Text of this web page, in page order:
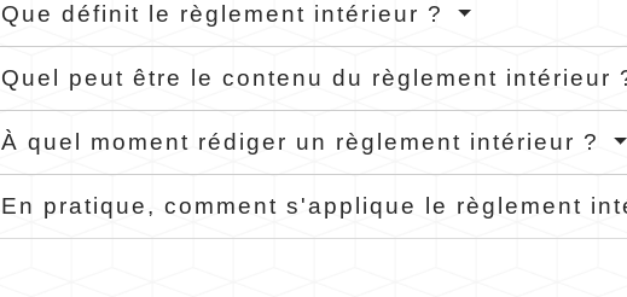
Que définit le règlement intérieur ?
Quel peut être le contenu du règlement intérieur
À quel moment rédiger un règlement intérieur ?
En pratique, comment s'applique le règlement